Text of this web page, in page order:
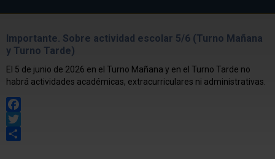
Importante. Sobre actividad escolar 5/6 (Turno Mañana
y Turno Tarde)
El 5 de junio de 2026 en el Turno Mañana y en el Turno Tarde no
habrá actividades académicas, extracurriculares ni administrativas.
Facebook
Twitter